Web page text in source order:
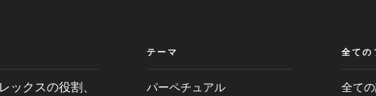
ックスの役割、
テーマ
パーペチュアル
全ての
全て